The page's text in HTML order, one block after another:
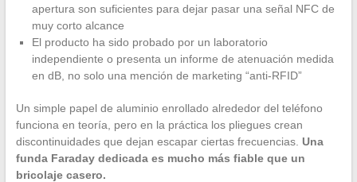
apertura son suficientes para dejar pasar una señal NFC de
muy corto alcance
El producto ha sido probado por un laboratorio
independiente o presenta un informe de atenuación medida
en dB, no solo una mención de marketing “anti-RFID”
Un simple papel de aluminio enrollado alrededor del teléfono
funciona en teoría, pero en la práctica los pliegues crean
discontinuidades que dejan escapar ciertas frecuencias. Una
funda Faraday dedicada es mucho más fiable que un
bricolaje casero.